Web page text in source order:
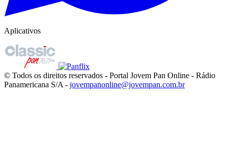
Aplicativos
© Todos os direitos reservados - Portal Jovem Pan Online - Rádio
Panamericana S/A - jovempanonline@jovempan.com.br